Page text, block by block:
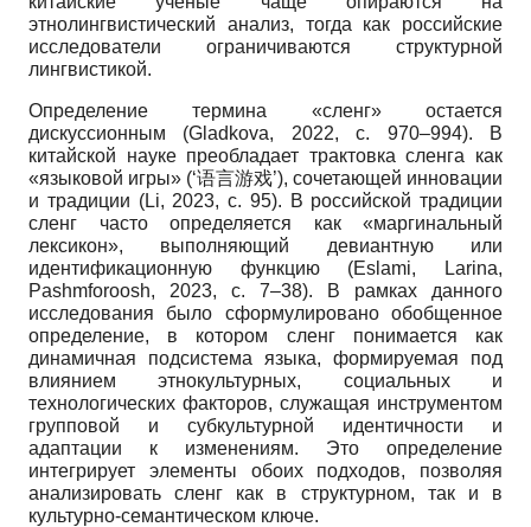
этнолингвистический анализ, тогда как российские
исследователи ограничиваются структурной
лингвистикой.
Определение термина «сленг» остается
дискуссионным (Gladkova, 2022, с. 970–994). В
китайской науке преобладает трактовка сленга как
«языковой игры» (‘语言游戏’), сочетающей инновации
и традиции (Li, 2023, с. 95). В российской традиции
сленг часто определяется как «маргинальный
лексикон», выполняющий девиантную или
идентификационную функцию (Eslami, Larina,
Pashmforoosh, 2023, с. 7–38). В рамках данного
исследования было сформулировано обобщенное
определение, в котором сленг понимается как
динамичная подсистема языка, формируемая под
влиянием этнокультурных, социальных и
технологических факторов, служащая инструментом
групповой и субкультурной идентичности и
адаптации к изменениям. Это определение
интегрирует элементы обоих подходов, позволяя
анализировать сленг как в структурном, так и в
культурно-семантическом ключе.